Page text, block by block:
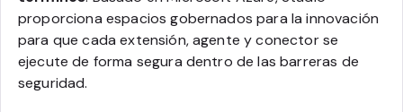
proporciona espacios gobernados para la innovación
para que cada extensión, agente y conector se
ejecute de forma segura dentro de las barreras de
seguridad.